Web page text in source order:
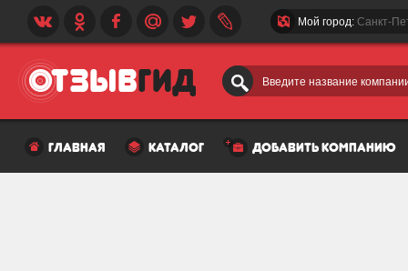
Введите название
Мой город: Санкт-
главная каталог добавить компанию